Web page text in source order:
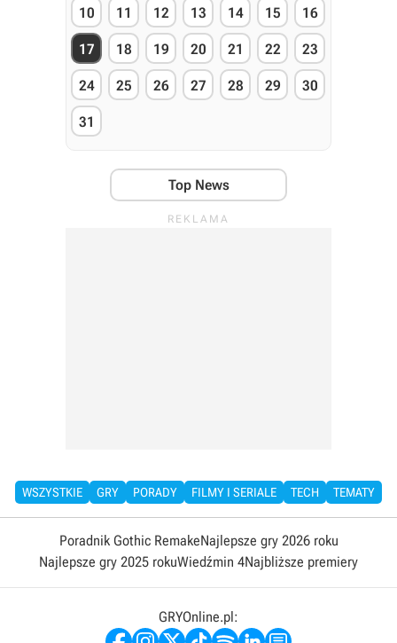
10 11 12 13 14 15 16
17 18 19 20 21 22 23
24 25 26 27 28 29 30
31
Top News
WSZYSTKIE GRY PORADY FILMY I SERIALE TECH TEMATY
Poradnik Gothic RemakeNajlepsze gry 2026 roku
Najlepsze gry 2025 rokuWiedźmin 4Najbliższe premiery
GRYOnline.pl: